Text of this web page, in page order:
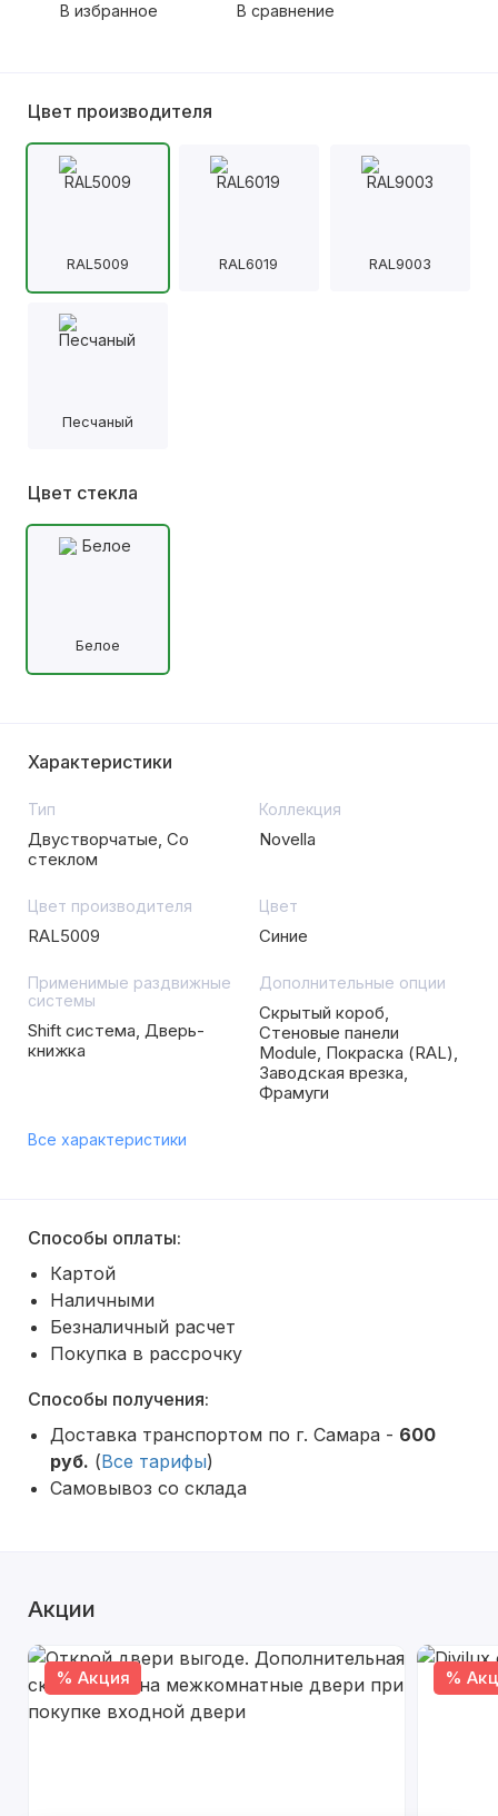
В избранное В сравнение
Цвет производителя
RAL5009 RAL6019 RAL9003
Песчаный
Цвет стекла
Белое
Характеристики
Тип
Двустворчатые, Со
стеклом
Коллекция
Novella
Цвет производителя
RAL5009
Цвет
Синие
Применимые раздвижные
системы
Shift система, Дверь-
книжка
Дополнительные опции
Скрытый короб,
Стеновые панели
Module, Покраска (RAL),
Заводская врезка,
Фрамуги
Все характеристики
Способы оплаты:
Картой
Наличными
Безналичный расчет
Покупка в рассрочку
Способы получения:
Доставка транспортом по г. Самара - 600
руб. (Все тарифы)
Самовывоз со склада
Акции
% Акция %